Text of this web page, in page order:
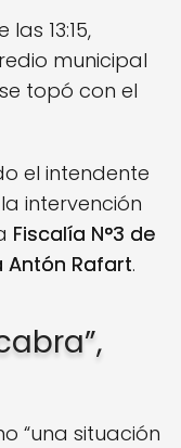
13:15,
municipal
topó con el
el intendente
intervención
Fiscalía N°3 de
Antón Rafart.
“una situación